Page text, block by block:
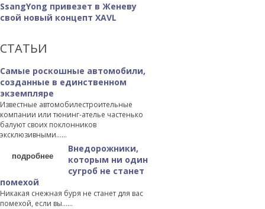
SsangYong привезет в Женеву
свой новый концепт XAVL
СТАТЬИ
Самые роскошные автомобили,
созданные в единственном
экземпляре
Известные автомобилестроительные
компании или тюнинг-ателье частенько
балуют своих поклонников
эксклюзивными…...
подробнее
Внедорожники,
которым ни один
сугроб не станет
помехой
Никакая снежная буря не станет для вас
помехой, если вы…...